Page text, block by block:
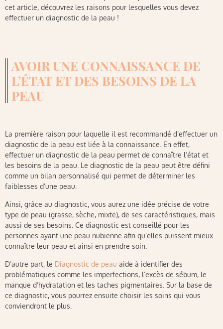
cet article, découvrez les raisons pour lesquelles vous devez
effectuer un diagnostic de la peau !
AVOIR UNE CONNAISSANCE DE
L’ÉTAT ET DES BESOINS DE LA
PEAU
La première raison pour laquelle il est recommandé d’effectuer un
diagnostic de la peau est liée à la connaissance. En effet,
effectuer un diagnostic de la peau permet de connaître l’état et
les besoins de la peau. Le diagnostic de la peau peut être défini
comme un bilan personnalisé qui permet de déterminer les
faiblesses d’une peau.
Ainsi, grâce au diagnostic, vous aurez une idée précise de votre
type de peau (grasse, sèche, mixte), de ses caractéristiques, mais
aussi de ses besoins. Ce diagnostic est conseillé pour les
personnes ayant une peau nubienne afin qu’elles puissent mieux
connaître leur peau et ainsi en prendre soin.
D’autre part, le Diagnostic de peau aide à identifier des
problématiques comme les imperfections, l’excès de sébum, le
manque d’hydratation et les taches pigmentaires. Sur la base de
ce diagnostic, vous pourrez ensuite choisir les soins qui vous
conviendront le plus.